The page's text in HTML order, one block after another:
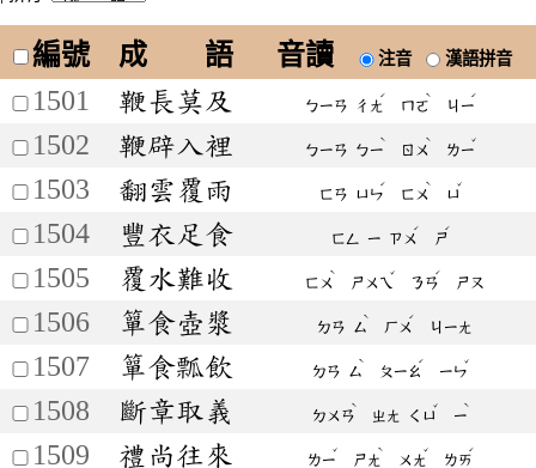
編號 成 語 音讀 注音 漢語拼音
1501 鞭長莫及 ㄅㄧㄢ ㄔㄤ
ˊ
ㄇㄛ
ˋ
ㄐㄧ
ˊ
1502 鞭辟入裡 ㄅㄧㄢ ㄅㄧ
ˋ
ㄖㄨ
ˋ
ㄌㄧ
ˇ
1503 翻雲覆雨 ㄈㄢ ㄩㄣ
ˊ
ㄈㄨ
ˋ
ㄩ
ˇ
1504 豐衣足食 ㄈㄥ ㄧ ㄗㄨ
ˊ
ㄕ
ˊ
1505 覆水難收 ㄈㄨ
ˋ
ㄕㄨㄟ
ˇ
ㄋㄢ
ˊ
ㄕㄡ
1506 簞食壺漿 ㄉㄢ ㄙ
ˋ
ㄏㄨ
ˊ
ㄐㄧㄤ
1507 簞食瓢飲 ㄉㄢ ㄙ
ˋ
ㄆㄧㄠ
ˊ
ㄧㄣ
ˇ
1508 斷章取義 ㄉㄨㄢ
ˋ
ㄓㄤ ㄑㄩ
ˇ
ㄧ
ˋ
1509 禮尚往來 ㄌㄧ
ˇ
ㄕㄤ
ˋ
ㄨㄤ
ˇ
ㄌㄞ
ˊ